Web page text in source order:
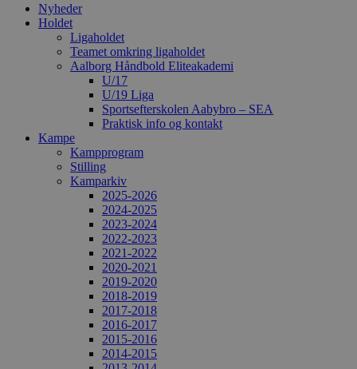
Nyheder
Holdet
Ligaholdet
Teamet omkring ligaholdet
Aalborg Håndbold Eliteakademi
U/17
U/19 Liga
Sportsefterskolen Aabybro – SEA
Praktisk info og kontakt
Kampe
Kampprogram
Stilling
Kamparkiv
2025-2026
2024-2025
2023-2024
2022-2023
2021-2022
2020-2021
2019-2020
2018-2019
2017-2018
2016-2017
2015-2016
2014-2015